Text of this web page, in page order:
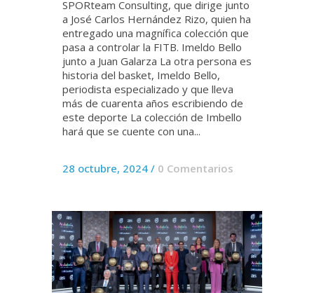
SPORteam Consulting, que dirige junto
a José Carlos Hernández Rizo, quien ha
entregado una magnífica colección que
pasa a controlar la FITB. Imeldo Bello
junto a Juan Galarza La otra persona es
historia del basket, Imeldo Bello,
periodista especializado y que lleva
más de cuarenta años escribiendo de
este deporte La colección de Imbello
hará que se cuente con una...
28 octubre, 2024 / 0 Comentarios